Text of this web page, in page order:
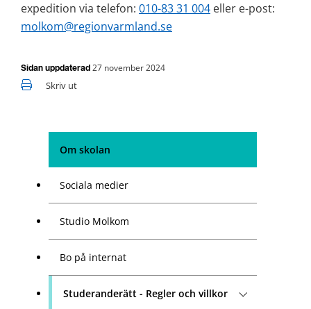
Om skolan
Sociala medier
Studio Molkom
Bo på internat
Studeranderätt - Regler och villkor
expedition via telefon: 010-83 31 004
molkom@regionvarmland.se
Sidan uppdaterad 27 november 2024
Skriv ut